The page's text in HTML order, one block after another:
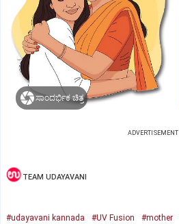
ಸಾಂದರ್ಭಿಕ ಚಿತ್ರ
ADVERTISEMENT
TEAM UDAYAVANI
#udayavani kannada #UV Fusion #mother